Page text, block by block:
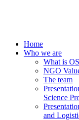
Home
Who we are
What is
NGO
The team
Science
and